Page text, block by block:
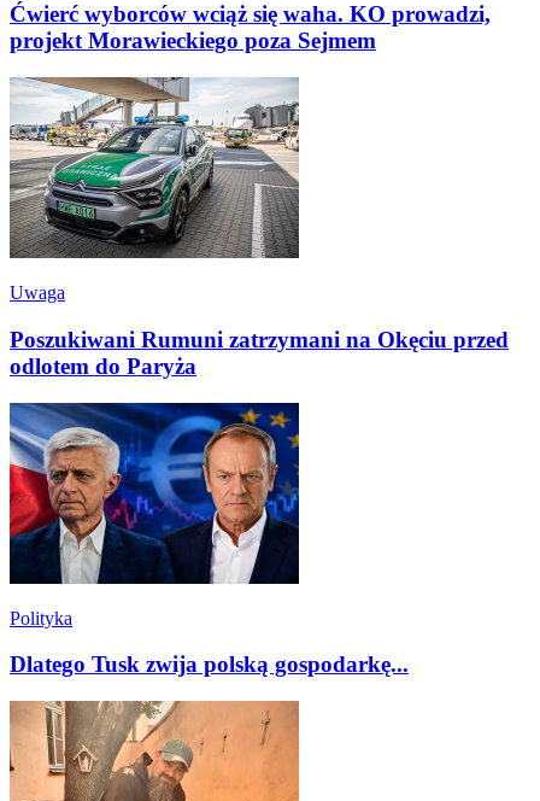
Ćwierć wyborców wciąż się waha. KO prowadzi,
projekt Morawieckiego poza Sejmem
Uwaga
Poszukiwani Rumuni zatrzymani na Okęciu przed
odlotem do Paryża
Polityka
Dlatego Tusk zwija polską gospodarkę...